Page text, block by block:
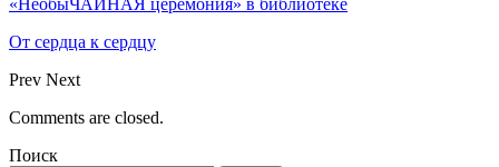
«НеобыЧАЙНАЯ церемония» в библиотеке
От сердца к сердцу
Prev Next
Comments are closed.
Поиск